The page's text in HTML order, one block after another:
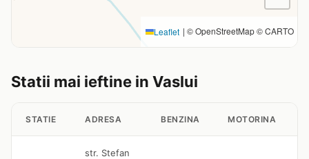
Leaflet | © OpenStreetMap © CARTO
Statii mai ieftine in Vaslui
STATIE ADRESA BENZINA MOTORINA
str. Stefan